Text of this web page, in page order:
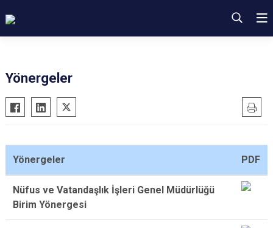
Yönergeler
Yönergeler PDF
Nüfus ve Vatandaşlık İşleri Genel Müdürlüğü
Birim Yönergesi